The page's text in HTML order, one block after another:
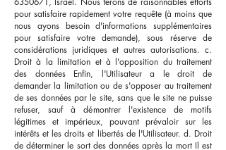
pour satisfaire rapidement votre requête (à moins que
nous ayons besoin d'informations supplémentaires
pour satisfaire votre demande), sous réserve de
considérations juridiques et autres autorisations. c.
Droit à la limitation et à l'opposition du traitement
des données Enfin, l'Utilisateur a le droit de
demander la limitation ou de s'opposer au traitement
de ses données par le site, sans que le site ne puisse
refuser, sauf à démontrer l'existence de motifs
légitimes et impérieux, pouvant prévaloir sur les
intérêts et les droits et libertés de l'Utilisateur. d. Droit
de déterminer le sort des données après la mort Il est